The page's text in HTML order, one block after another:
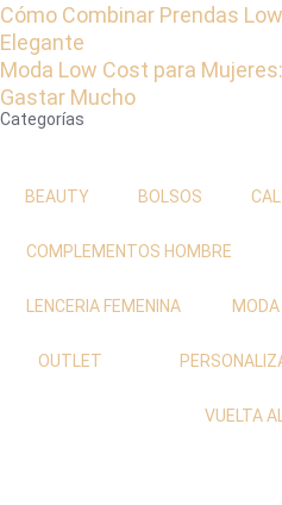
Cómo Combinar Prendas
Elegante
Moda Low Cost para
Gastar Mucho
Categorías
BEAUTY BOLSOS
COMPLEMENTOS HOMBRE
LENCERIA FEMENINA MODA
OUTLET
VUELTA